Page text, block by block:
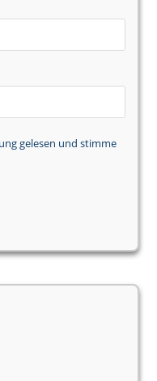
gelesen und stimme